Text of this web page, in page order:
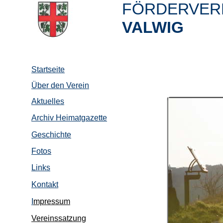
Startseite
Über den Verein
Aktuelles
Archiv Heimatgazette
Geschichte
Fotos
Links
Kontakt
mpressum
Vereinssatzung
VALWIG